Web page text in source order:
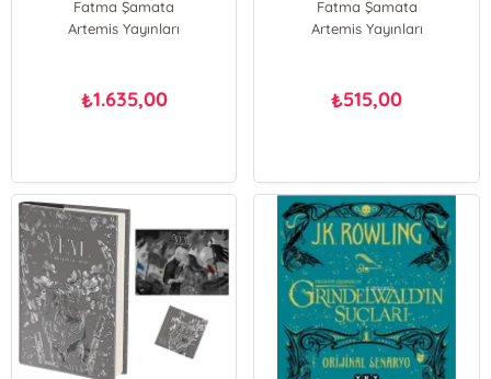
Fatma Şamata
Artemis Yayınları
₺1.635,00
Fatma Şamata
Artemis Yayınları
₺515,00